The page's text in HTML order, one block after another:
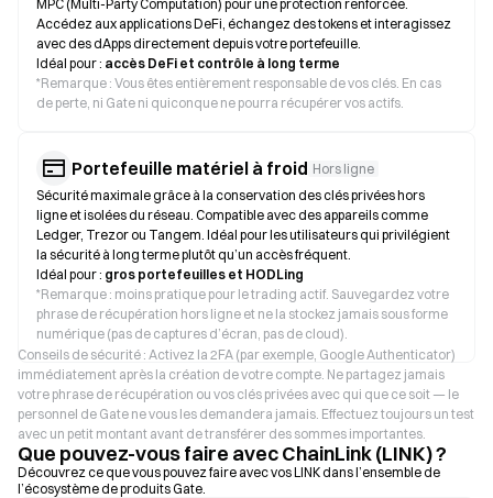
MPC (Multi-Party Computation) pour une protection renforcée.
Accédez aux applications DeFi, échangez des tokens et interagissez
avec des dApps directement depuis votre portefeuille.
Idéal pour : accès DeFi et contrôle à long terme
*Remarque : Vous êtes entièrement responsable de vos clés. En cas
de perte, ni Gate ni quiconque ne pourra récupérer vos actifs.
Portefeuille matériel à froid Hors ligne
Sécurité maximale grâce à la conservation des clés privées hors
ligne et isolées du réseau. Compatible avec des appareils comme
Ledger, Trezor ou Tangem. Idéal pour les utilisateurs qui privilégient
la sécurité à long terme plutôt qu’un accès fréquent.
Idéal pour : gros portefeuilles et HODLing
*Remarque : moins pratique pour le trading actif. Sauvegardez votre
phrase de récupération hors ligne et ne la stockez jamais sous forme
numérique (pas de captures d’écran, pas de cloud).
Conseils de sécurité : Activez la 2FA (par exemple, Google Authenticator)
immédiatement après la création de votre compte. Ne partagez jamais
votre phrase de récupération ou vos clés privées avec qui que ce soit — le
personnel de Gate ne vous les demandera jamais. Effectuez toujours un test
avec un petit montant avant de transférer des sommes importantes.
Que pouvez-vous faire avec ChainLink (LINK) ?
Découvrez ce que vous pouvez faire avec vos LINK dans l’ensemble de
l’écosystème de produits Gate.